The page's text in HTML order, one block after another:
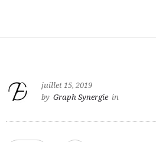
juillet 15, 2019
by Graph Synergie in